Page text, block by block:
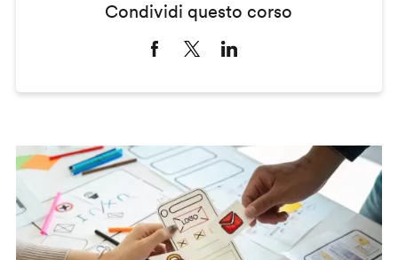
Condividi questo corso